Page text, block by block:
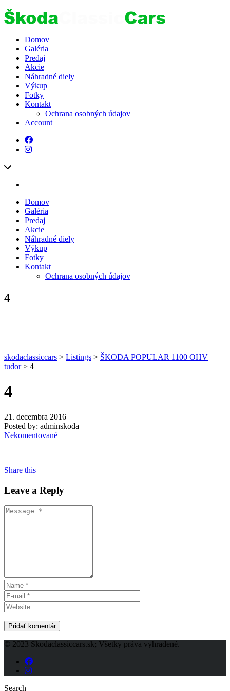
Domov
Galéria
Predaj
Akcie
Náhradné diely
Výkup
Fotky
Kontakt
Ochrana osobných údajov
Account
Domov
Galéria
Predaj
Akcie
Náhradné diely
Výkup
Fotky
Kontakt
Ochrana osobných údajov
4
skodaclassiccars > Listings > ŠKODA POPULAR 1100 OHV
tudor> 4
4
21. decembra 2016
Posted by: adminskoda
Nekomentované
Share this
Leave a Reply
© 2023 Skodaclassiccars.sk; Všetky práva vyhradené.
Search